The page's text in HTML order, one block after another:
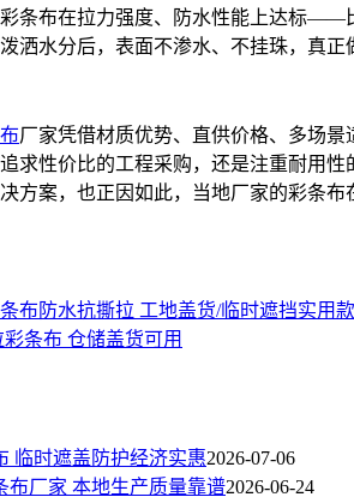
条布在拉力强度、防水性能上达标——
洒水分后，表面不渗水、不挂珠，真正
厂家凭借材质优势、直供价格、多场景
求性价比的工程采购，还是注重耐用性
方案，也正因如此，当地厂家的彩条布
布防水抗撕拉 工地盖货/临时遮挡实用款
条布 仓储盖货可用
临时遮盖防护经济实惠2026-07-06
布厂家 本地生产质量靠谱2026-06-24